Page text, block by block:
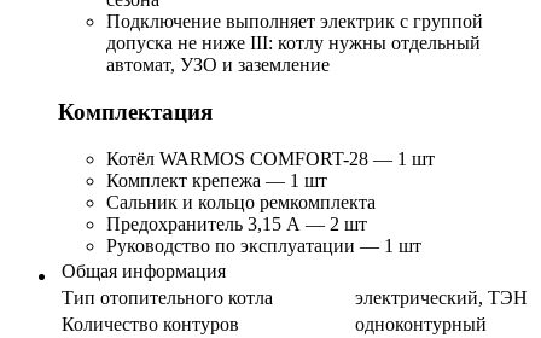
Подключение выполняет электрик с группой
допуска не ниже III: котлу нужны отдельный
автомат, УЗО и заземление
Комплектация
Котёл WARMOS COMFORT-28 — 1 шт
Комплект крепежа — 1 шт
Сальник и кольцо ремкомплекта
Предохранитель 3,15 А — 2 шт
Руководство по эксплуатации — 1 шт
Общая информация
Тип отопительного котла
электрический, ТЭН
Количество контуров
одноконтурный